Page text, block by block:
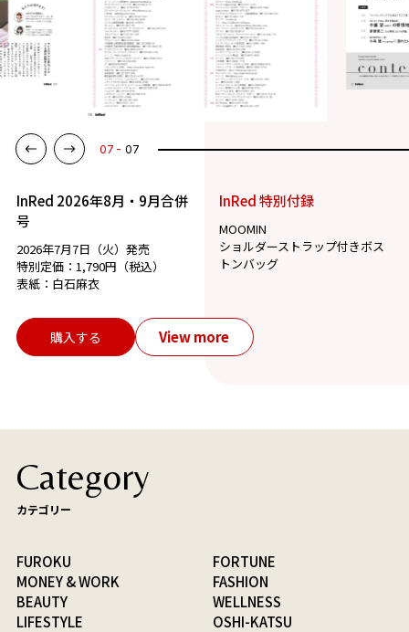
07 07
InRed 2026年8月・9月合併
号
2026年7月7日（火）発売
特別定価：1,790円（税込）
表紙：白石麻衣
InRed 特別付録
MOOMIN
ショルダーストラップ付きボス
トンバッグ
購入する View more
Category
カテゴリー
FUROKU
FORTUNE
MONEY & WORK
FASHION
BEAUTY
WELLNESS
LIFESTYLE
OSHI-KATSU